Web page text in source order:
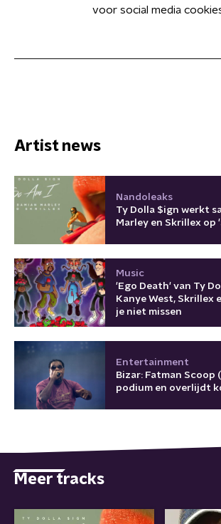
voor social media
Artist news
Nandoleaks
Ty Dolla $ign werkt
Marley en Skrillex op
Music
'Ego Death' van Ty
Kanye West, Skrillex
je niet missen
Entertainment
Bizar: Fatman Scoop
podium en overlijdt
Meer tracks